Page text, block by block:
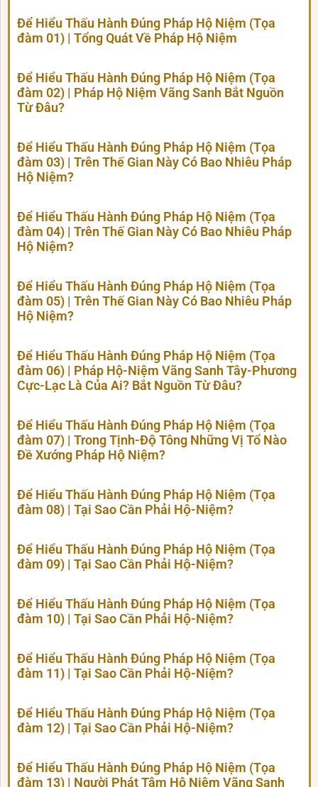
Để Hiểu Thấu Hành Đúng Pháp Hộ Niệm (Tọa
đàm 01) | Tổng Quát Về Pháp Hộ Niệm
Để Hiểu Thấu Hành Đúng Pháp Hộ Niệm (Tọa
đàm 02) | Pháp Hộ Niệm Vãng Sanh Bắt Nguồn
Từ Đâu?
Để Hiểu Thấu Hành Đúng Pháp Hộ Niệm (Tọa
đàm 03) | Trên Thế Gian Này Có Bao Nhiêu Pháp
Hộ Niệm?
Để Hiểu Thấu Hành Đúng Pháp Hộ Niệm (Tọa
đàm 04) | Trên Thế Gian Này Có Bao Nhiêu Pháp
Hộ Niệm?
Để Hiểu Thấu Hành Đúng Pháp Hộ Niệm (Tọa
đàm 05) | Trên Thế Gian Này Có Bao Nhiêu Pháp
Hộ Niệm?
Để Hiểu Thấu Hành Đúng Pháp Hộ Niệm (Tọa
đàm 06) | Pháp Hộ-Niệm Vãng Sanh Tây-Phương
Cực-Lạc Là Của Ai? Bắt Nguồn Từ Đâu?
Để Hiểu Thấu Hành Đúng Pháp Hộ Niệm (Tọa
đàm 07) | Trong Tịnh-Độ Tông Những Vị Tổ Nào
Đề Xướng Pháp Hộ Niệm?
Để Hiểu Thấu Hành Đúng Pháp Hộ Niệm (Tọa
đàm 08) | Tại Sao Cần Phải Hộ-Niệm?
Để Hiểu Thấu Hành Đúng Pháp Hộ Niệm (Tọa
đàm 09) | Tại Sao Cần Phải Hộ-Niệm?
Để Hiểu Thấu Hành Đúng Pháp Hộ Niệm (Tọa
đàm 10) | Tại Sao Cần Phải Hộ-Niệm?
Để Hiểu Thấu Hành Đúng Pháp Hộ Niệm (Tọa
đàm 11) | Tại Sao Cần Phải Hộ-Niệm?
Để Hiểu Thấu Hành Đúng Pháp Hộ Niệm (Tọa
đàm 12) | Tại Sao Cần Phải Hộ-Niệm?
Để Hiểu Thấu Hành Đúng Pháp Hộ Niệm (Tọa
đàm 13) | Người Phát Tâm Hộ Niệm Vãng Sanh